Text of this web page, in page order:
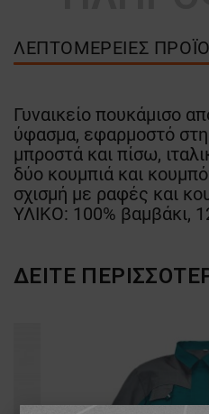
ΛΕΠΤΟΜΈΡΕΙΕΣ
Γυναικείο πουκάμισο
ύφασμα, εφαρμοστό
μπροστά και πίσω,
δύο κουμπιά και
σχισμή με ραφές και
ΥΛΙΚΟ: 100% βαμβάκι,
ΔΕΊΤΕ